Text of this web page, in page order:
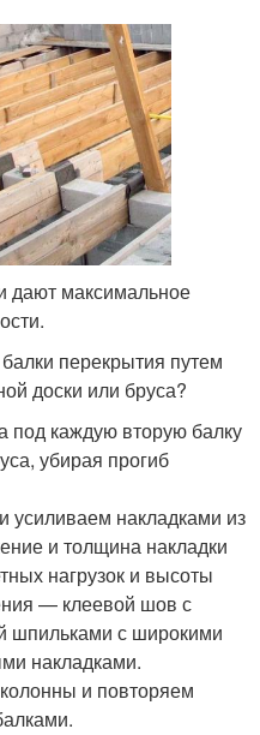
дают максимальное
перекрытия путем
доски или бруса?
под каждую вторую балку
убирая прогиб
усиливаем накладками из
и толщина накладки
нагрузок и высоты
— клеевой шов с
шпильками с широкими
накладками.
и повторяем